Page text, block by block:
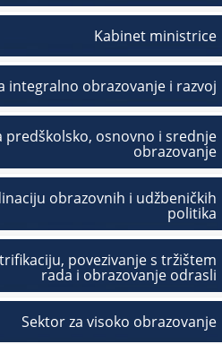
Kabinet ministrice
integralno obrazovanje i razvoj
predškolsko, osnovno i srednje
obrazovanje
obrazovnih i udžbeničkih
politika
povezivanje s tržištem
rada i obrazovanje odrasli
Sektor za visoko obrazovanje